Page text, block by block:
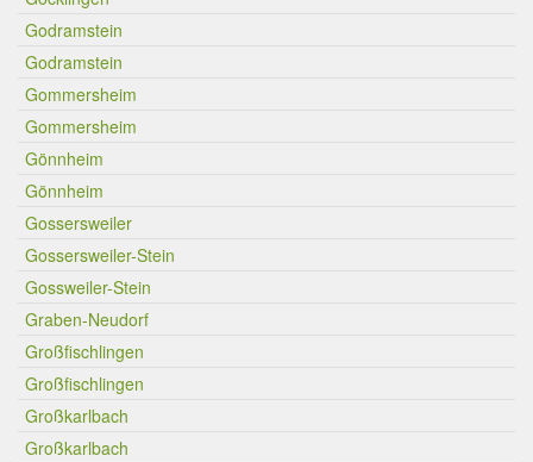
Godramstein
Godramstein
Gommersheim
Gommersheim
Gönnheim
Gönnheim
Gossersweiler
Gossersweiler-Stein
Gossweiler-Stein
Graben-Neudorf
Großfischlingen
Großfischlingen
Großkarlbach
Großkarlbach